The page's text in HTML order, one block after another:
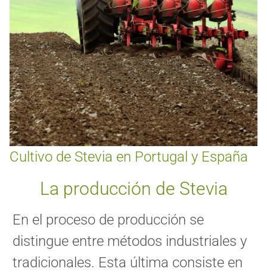
Cultivo de Stevia en Portugal y España
La producción de Stevia
En el proceso de producción se
distingue entre métodos industriales y
tradicionales. Esta última consiste en